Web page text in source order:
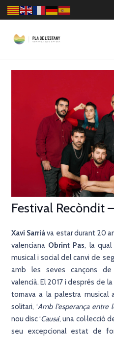
Festival Recòndit
Xavi Sarriàva estar durant 20
valenciana Obrint Pas, la
musical i social del canvi de
amb les seves cançons
valencià. El 2017 i després de
tornava a la palestra
solitari, ‘Amb l’esperança entre
nou disc ‘Causa’, una col·lecció
seu excepcional estat de